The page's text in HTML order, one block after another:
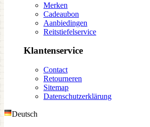
Merken
Cadeaubon
Aanbiedingen
Reitstiefelservice
Klantenservice
Contact
Retourneren
Sitemap
Datenschutzerklärung
Deutsch